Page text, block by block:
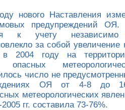
нового Наставления
предупреждений ОЯ.
к учету
за собой
2004 году на
число не
ОЯ от 4-8 до
метеорологических
гг. составила 73-76%.